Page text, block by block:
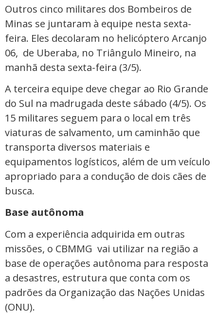
Outros cinco militares dos Bombeiros de
Minas se juntaram à equipe nesta sexta-
feira. Eles decolaram no helicóptero Arcanjo
06, de Uberaba, no Triângulo Mineiro, na
manhã desta sexta-feira (3/5).
A terceira equipe deve chegar ao Rio Grande
do Sul na madrugada deste sábado (4/5). Os
15 militares seguem para o local em três
viaturas de salvamento, um caminhão que
transporta diversos materiais e
equipamentos logísticos, além de um veículo
apropriado para a condução de dois cães de
busca.
Base autônoma
Com a experiência adquirida em outras
missões, o CBMMG vai utilizar na região a
base de operações autônoma para resposta
a desastres, estrutura que conta com os
padrões da Organização das Nações Unidas
(ONU).